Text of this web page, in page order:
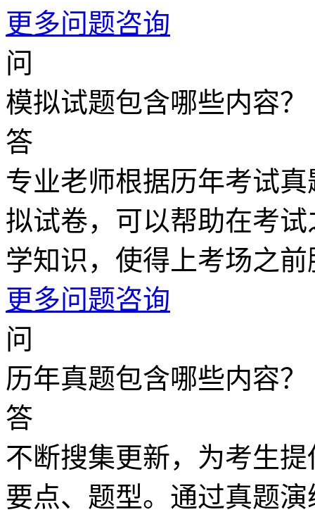
更多问题咨询
问
模拟试题包含哪些内容？
答
专业老师根据历年考试
拟试卷，可以帮助在考
学知识，使得上考场之
更多问题咨询
问
历年真题包含哪些内容？
答
不断搜集更新，为考生
要点、题型。通过真题